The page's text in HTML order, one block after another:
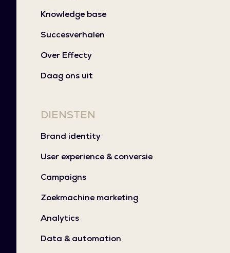
Knowledge base
Succesverhalen
Over Effecty
Daag ons uit
DIENSTEN
Brand identity
User experience & conversie
Campaigns
Zoekmachine marketing
Analytics
Data & automation